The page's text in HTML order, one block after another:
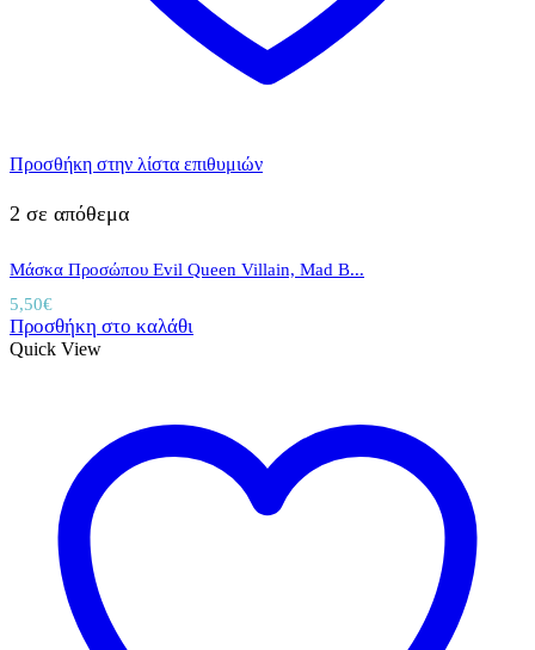
Προσθήκη στην λίστα επιθυμιών
2 σε απόθεμα
Μάσκα Προσώπου Evil Queen Villain, Mad B...
5,50€
Προσθήκη στο καλάθι
Quick View